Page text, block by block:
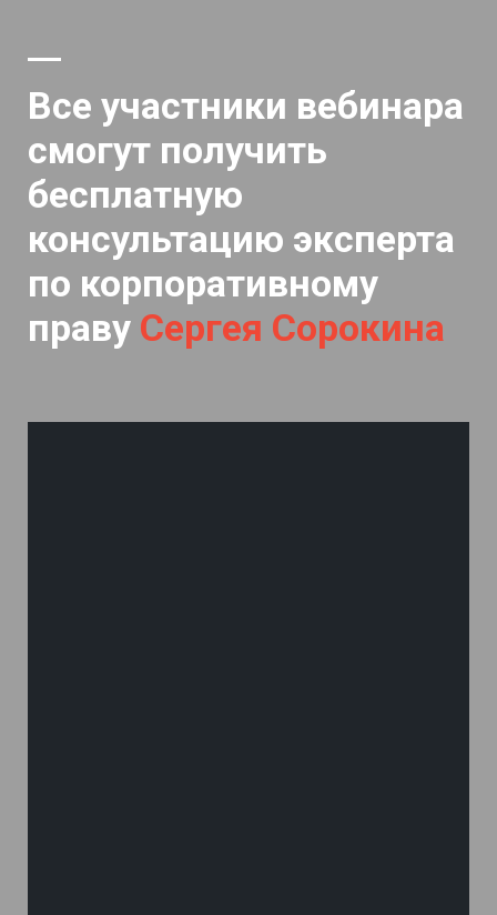
Все участники вебинара
смогут получить
бесплатную
консультацию эксперта
по корпоративному
праву Сергея Сорокина